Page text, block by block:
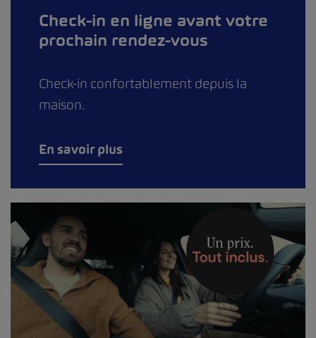
Check-in en ligne avant votre
prochain rendez-vous
Check-in confortablement depuis la
maison.
En savoir plus